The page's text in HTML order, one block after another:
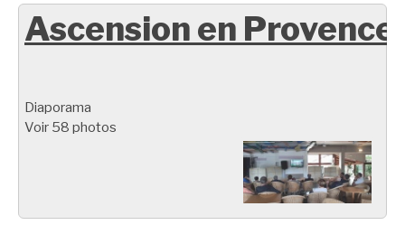
Ascension en Provence
Diaporama
Voir 58 photos